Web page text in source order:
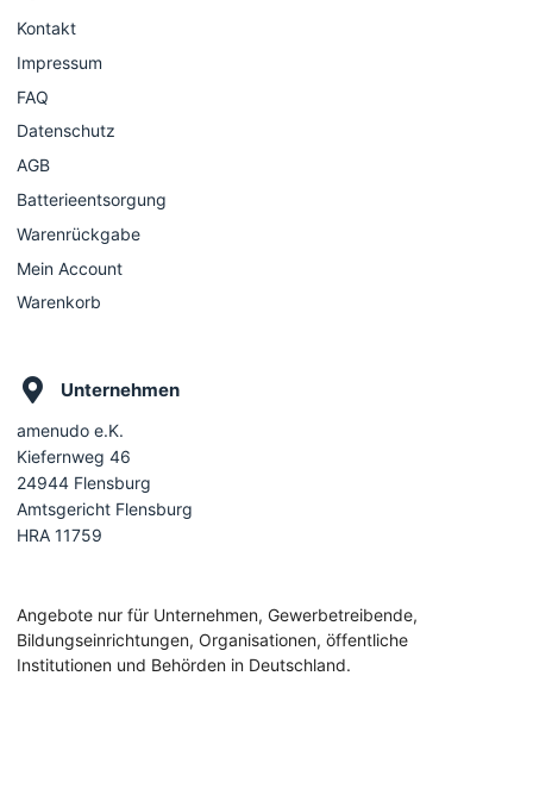
Kontakt
Impressum
FAQ
Datenschutz
AGB
Batterieentsorgung
Warenrückgabe
Mein Account
Warenkorb
Unternehmen
amenudo e.K.
Kiefernweg 46
24944 Flensburg
Amtsgericht Flensburg
HRA 11759
Angebote nur für Unternehmen, Gewerbetreibende,
Bildungseinrichtungen, Organisationen, öffentliche
Institutionen und Behörden in Deutschland.